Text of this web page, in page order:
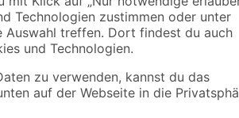
bis zu 27 m² lassen sich mit dem
Ein ansprechendes Ergebnis erzielst
schaffst du eine seidenmatte
Außenbereich nutzen: Seine Wetter-
darüber hinaus dank seiner
nach dem Anstrich trocken und kann